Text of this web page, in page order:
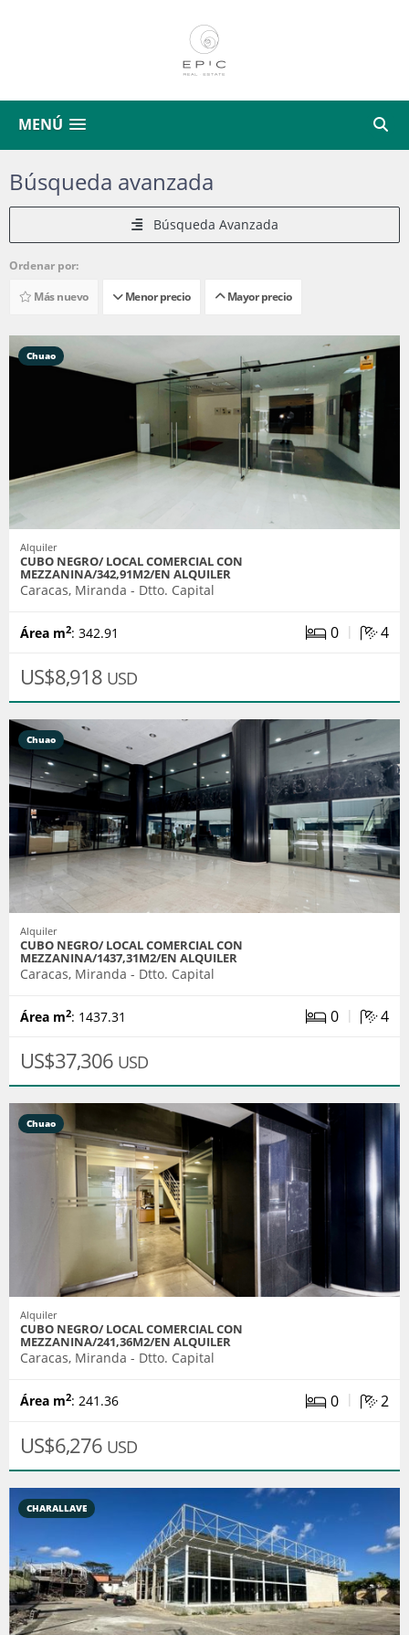
MENÚ
Búsqueda avanzada
Búsqueda Avanzada
Ordenar por:
Más nuevo
Menor precio Mayor precio
Chuao
Alquiler
CUBO NEGRO/ LOCAL COMERCIAL CON
MEZZANINA/342,91M2/EN ALQUILER
Caracas, Miranda - Dtto. Capital
Área m2: 342.91 0 | 4
US$8,918 USD
Chuao
Alquiler
CUBO NEGRO/ LOCAL COMERCIAL CON
MEZZANINA/1437,31M2/EN ALQUILER
Caracas, Miranda - Dtto. Capital
Área m2: 1437.31 0 | 4
US$37,306 USD
Chuao
Alquiler
CUBO NEGRO/ LOCAL COMERCIAL CON
MEZZANINA/241,36M2/EN ALQUILER
Caracas, Miranda - Dtto. Capital
Área m2: 241.36 0 | 2
US$6,276 USD
CHARALLAVE